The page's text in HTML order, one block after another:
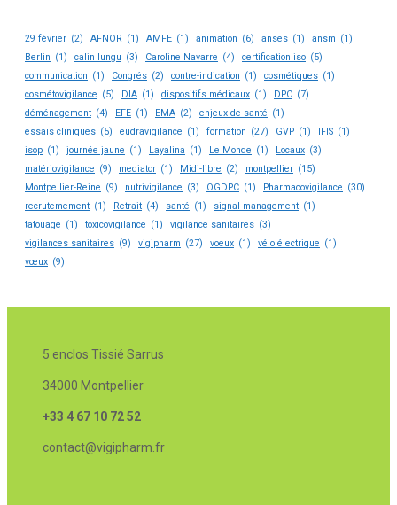
29 février (2) AFNOR (1) AMFE (1) animation (6) anses (1) ansm (1)
Berlin (1) calin lungu (3) Caroline Navarre (4) certification iso (5)
communication (1) Congrés (2) contre-indication (1) cosmétiques (1)
cosmétovigilance (5) DIA (1) dispositifs médicaux (1) DPC (7)
déménagement (4) EFE (1) EMA (2) enjeux de santé (1)
essais cliniques (5) eudravigilance (1) formation (27) GVP (1) IFIS (1)
isop (1) journée jaune (1) Layalina (1) Le Monde (1) Locaux (3)
matériovigilance (9) mediator (1) Midi-libre (2) montpellier (15)
Montpellier-Reine (9) nutrivigilance (3) OGDPC (1) Pharmacovigilance (30)
recrutemement (1) Retrait (4) santé (1) signal management (1)
tatouage (1) toxicovigilance (1) vigilance sanitaires (3)
vigilances sanitaires (9) vigipharm (27) voeux (1) vélo électrique (1)
vœux (9)
5 enclos Tissié Sarrus
34000 Montpellier
+33 4 67 10 72 52
contact@vigipharm.fr